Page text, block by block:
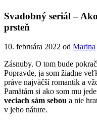
Svadobný seriál –
prsteň
10. februára 2022 od Marina
Zásnuby. O tom bude
Popravde, ja som žiadne
práve najväčší romantik a
Pamätám si ako som mu
veciach sám sebou a nie
v jeho náture.